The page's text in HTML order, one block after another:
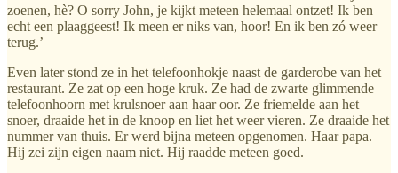
zoenen, hè? O sorry John, je kijkt meteen helemaal ontzet! Ik ben
echt een plaaggeest! Ik meen er niks van, hoor! En ik ben zó weer
terug.’
Even later stond ze in het telefoonhokje naast de garderobe van het
restaurant. Ze zat op een hoge kruk. Ze had de zwarte glimmende
telefoonhoorn met krulsnoer aan haar oor. Ze friemelde aan het
snoer, draaide het in de knoop en liet het weer vieren. Ze draaide het
nummer van thuis. Er werd bijna meteen opgenomen. Haar papa.
Hij zei zijn eigen naam niet. Hij raadde meteen goed.